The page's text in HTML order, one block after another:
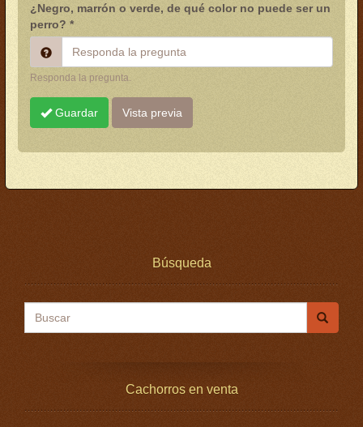
¿Negro, marrón o verde, de qué color no puede ser un
perro? *
Responda la pregunta.
Guardar Vista previa
Búsqueda
Cachorros en venta